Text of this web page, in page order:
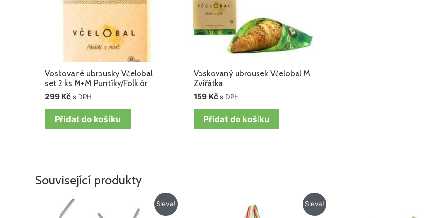
Voskované ubrousky Včelobal
set 2 ks M+M Puntíky/Folklór
299 Kč s DPH
Přidat do košíku
Voskovaný ubrousek Včelobal M
Zvířátka
159 Kč s DPH
Přidat do košíku
Související produkty
Sleva!
Původní
cena
Sleva!
cena